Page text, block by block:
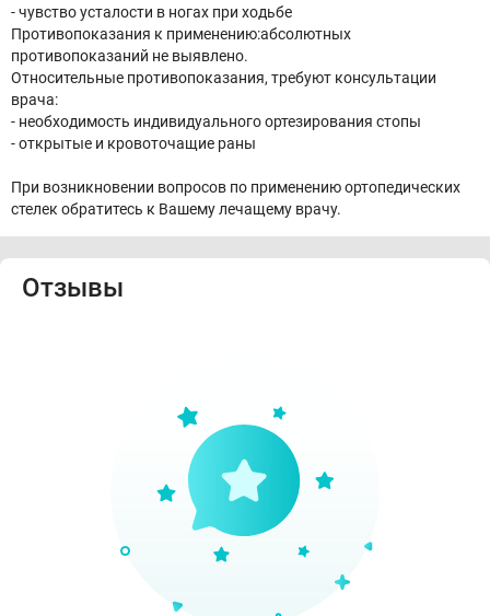
- чувство усталости в ногах при ходьбе
Противопоказания к применению:абсолютных
противопоказаний не выявлено.
Относительные противопоказания, требуют консультации
врача:
- необходимость индивидуального ортезирования стопы
- открытые и кровоточащие раны
При возникновении вопросов по применению ортопедических
стелек обратитесь к Вашему лечащему врачу.
Отзывы